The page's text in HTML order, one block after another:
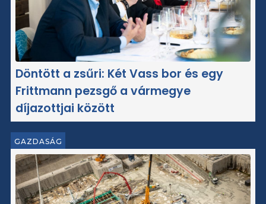
Döntött a zsűri: Két Vass bor és egy
Frittmann pezsgő a vármegye
díjazottjai között
GAZDASÁG